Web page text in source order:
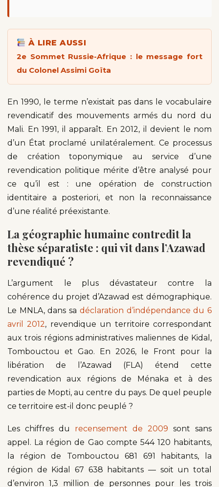
À LIRE AUSSI
2e Sommet Russie-Afrique : le message fort
du Colonel Assimi Goïta
En 1990, le terme n’existait pas dans le vocabulaire
revendicatif des mouvements armés du nord du
Mali. En 1991, il apparaît. En 2012, il devient le nom
d’un État proclamé unilatéralement. Ce processus
de création toponymique au service d’une
revendication politique mérite d’être analysé pour
ce qu’il est : une opération de construction
identitaire a posteriori, et non la reconnaissance
d’une réalité préexistante.
La géographie humaine contredit la
thèse séparatiste : qui vit dans l’Azawad
revendiqué ?
L’argument le plus dévastateur contre la
cohérence du projet d’Azawad est démographique.
Le MNLA, dans sa déclaration d’indépendance du 6
avril 2012, revendique un territoire correspondant
aux trois régions administratives maliennes de Kidal,
Tombouctou et Gao. En 2026, le Front pour la
libération de l’Azawad (FLA) étend cette
revendication aux régions de Ménaka et à des
parties de Mopti, au centre du pays. De quel peuple
ce territoire est-il donc peuplé ?
Les chiffres du recensement de 2009 sont sans
appel. La région de Gao compte 544 120 habitants,
la région de Tombouctou 681 691 habitants, la
région de Kidal 67 638 habitants — soit un total
d’environ 1,3 million de personnes pour les trois